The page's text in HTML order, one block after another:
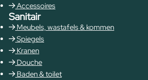
Accessoires
Sanitair
Meubels, wastafels & kommen
Spiegels
Kranen
Douche
Baden & toilet